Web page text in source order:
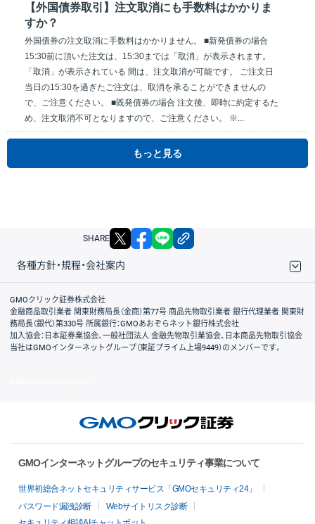
【外国債券取引】注文取消にも手数料はかかりま
すか？
外国債券の注文取消に手数料はかかりません。 ■新発債券の場合
15:30前に頂いた注文は、15:30までは「取消」が表示されます。
「取消」が表示されている 間は、注文取消が可能です。 ご注文日
当日の15:30を過ぎたご注文は、取消を承ることができませんの
で、ご注意ください。 ■既発債券の場合 注文後、即時に約定するた
め、注文取消不可となりますので、ご注意ください。 ※...
もっと見る
SHARE X facebook
各種方針・規程・会社案内
取引規程・約款
サイトマップ
その他のご案内
個人情報保護方針
最良執行方針
サイトのご利用について
ディスクレイマー
信託保全
リスク説明
会社案内
GMOクリック証券株式会社
金融商品取引業者 関東財務局長（金商）第77号 商品先物取引業者 銀行代理業者 関東財
務局長（銀代）第330号 所属銀行：GMOあおぞらネット銀行株式会社
加入協会：日本証券業協会、一般社団法人 金融先物取引業協会、日本商品先物取引協会
当社はGMOインターネットグループ（東証プライム上場9449）のメンバーです。
GMOインターネットグループのセキュリティ事業について
世界初総合ネットセキュリティサービス「GMOセキュリティ24」
パスワード漏洩診断
Webサイトリスク診断